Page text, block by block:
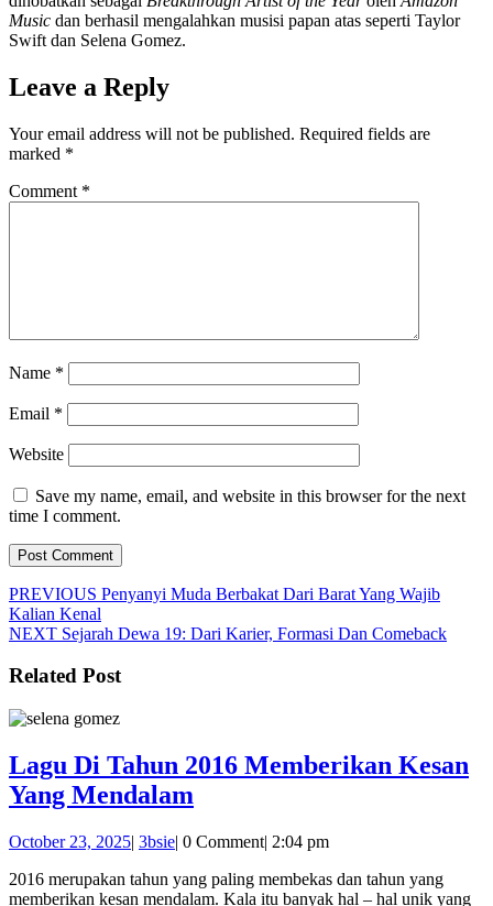
Music dan berhasil mengalahkan musisi papan atas seperti Taylor
Swift dan Selena Gomez.
Leave a Reply
Your email address will not be published. Required fields are
marked *
Comment *
Name *
Email *
Website
Save my name, email, and website in this browser for the next
time I comment.
Post
navigation
PREVIOUS Previous
Penyanyi Muda Berbakat Dari Barat Yang Wajib
Kalian Kenal
NEXT Next
Sejarah Dewa 19: Dari Karier, Formasi Dan Comeback
Related Post
Lagu Di Tahun 2016 Memberikan Kesan
Yang Mendalam
Tahun
2016
October 23, 2025October
2025
| 3bsie3bsie
| 0 Comment| 2:04 pm
2016 merupakan tahun yang paling membekas dan tahun yang
memberikan kesan mendalam. Kala itu banyak hal – hal unik yang